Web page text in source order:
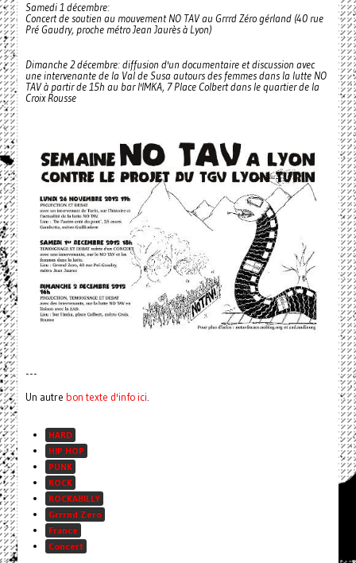
Samedi 1 décembre:
Concert de soutien au mouvement NO TAV au Grrrd Zéro gérland (40 rue
Pré Gaudry, proche métro Jean Jaurès à Lyon)
Dimanche 2 décembre: diffusion d'un documentaire et discussion avec
une intervenante de la Val de Susa autours des femmes dans la lutte NO
TAV à partir de 15h au bar l'IMKA, 7 Place Colbert dans le quartier de la
Croix Rousse
---
Un autre bon texte d'info ici.
HARD
HIP HOP
PUNK
ROCK
ROCKABILLY
Grrrnd Zero
France
Concert